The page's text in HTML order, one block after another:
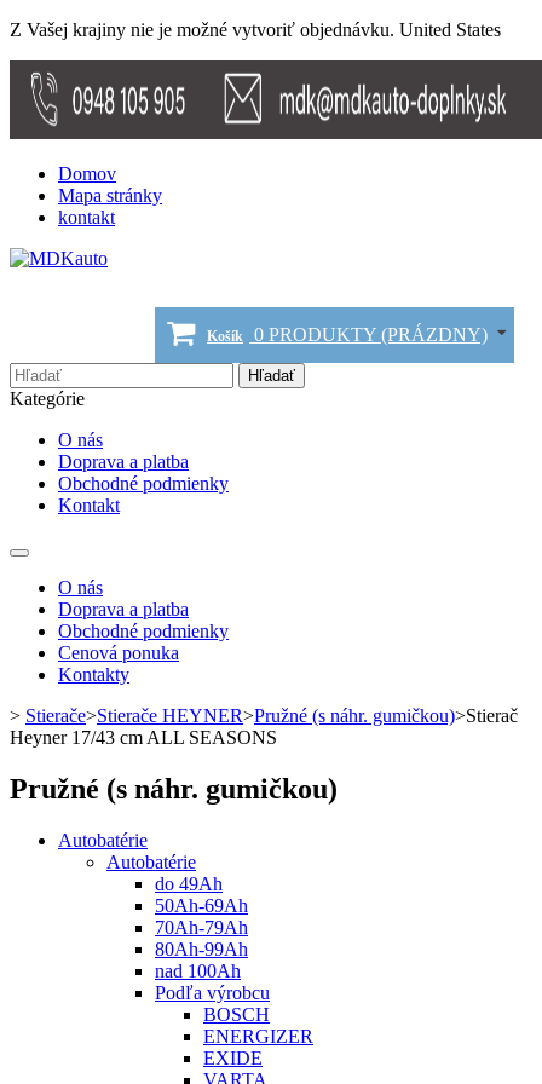
Z Vašej krajiny nie je možné vytvoriť objednávku. United States
Domov
Mapa stránky
kontakt
Košík 0 PRODUKTY (PRÁZDNY)
Hľadať
Kategórie
O nás
Doprava a platba
Obchodné podmienky
Kontakt
Toggle
navigationO nás
Doprava a platba
Obchodné podmienky
Cenová ponuka
Kontakty
> Stierače>Stierače HEYNER>Pružné (s náhr. gumičkou)>Stierač
Heyner 17/43 cm ALL SEASONS
Pružné (s náhr. gumičkou)
Autobatérie
Autobatérie
do 49Ah
50Ah-69Ah
70Ah-79Ah
80Ah-99Ah
nad 100Ah
Podľa výrobcu
BOSCH
ENERGIZER
EXIDE
VARTA